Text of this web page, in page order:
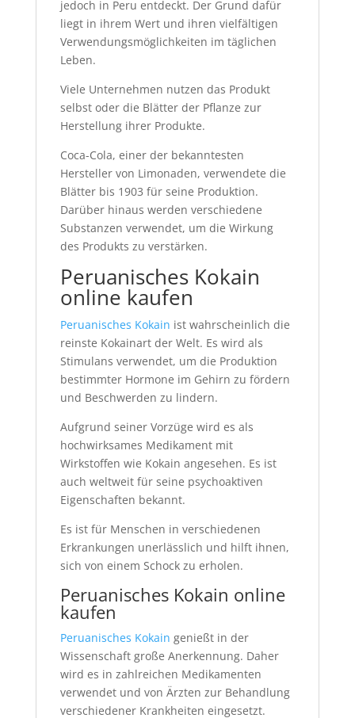
jedoch in Peru entdeckt. Der Grund dafür
liegt in ihrem Wert und ihren vielfältigen
Verwendungsmöglichkeiten im täglichen
Leben.
Viele Unternehmen nutzen das Produkt
selbst oder die Blätter der Pflanze zur
Herstellung ihrer Produkte.
Coca-Cola, einer der bekanntesten
Hersteller von Limonaden, verwendete die
Blätter bis 1903 für seine Produktion.
Darüber hinaus werden verschiedene
Substanzen verwendet, um die Wirkung
des Produkts zu verstärken.
Peruanisches Kokain
online kaufen
Peruanisches Kokain ist wahrscheinlich die
reinste Kokainart der Welt. Es wird als
Stimulans verwendet, um die Produktion
bestimmter Hormone im Gehirn zu fördern
und Beschwerden zu lindern.
Aufgrund seiner Vorzüge wird es als
hochwirksames Medikament mit
Wirkstoffen wie Kokain angesehen. Es ist
auch weltweit für seine psychoaktiven
Eigenschaften bekannt.
Es ist für Menschen in verschiedenen
Erkrankungen unerlässlich und hilft ihnen,
sich von einem Schock zu erholen.
Peruanisches Kokain online
kaufen
Peruanisches Kokain genießt in der
Wissenschaft große Anerkennung. Daher
wird es in zahlreichen Medikamenten
verwendet und von Ärzten zur Behandlung
verschiedener Krankheiten eingesetzt.